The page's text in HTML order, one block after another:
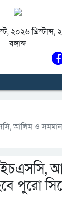
খ্রিস্টাব্দ,
বঙ্গাব্দ
আলিম ও সমমান
পুরো